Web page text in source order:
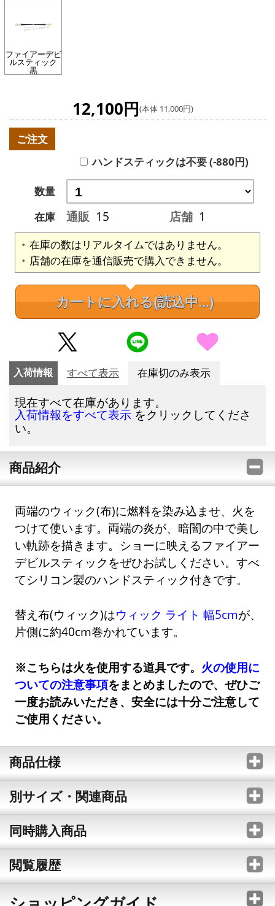
ファイアーデビ
ルスティック
黒
12,100円(本体 11,000円)
ご注文
ハンドスティックは不要 (-880円)
数量
在庫
通販 15 店舗 1
在庫の数はリアルタイムではありません。
店舗の在庫を通信販売で購入できません。
カートに入れる(読込中...)
入荷情報 すべて表示 在庫切のみ表示
現在すべて在庫があります。
入荷情報をすべて表示 をクリックしてくださ
い。
商品紹介
両端のウィック(布)に燃料を染み込ませ、火を
つけて使います。両端の炎が、暗闇の中で美し
い軌跡を描きます。ショーに映えるファイアー
デビルスティックをぜひお試しください。すべ
てシリコン製のハンドスティック付きです。
替え布(ウィック)はウィック ライト 幅5cmが、
片側に約40cm巻かれています。
※こちらは火を使用する道具です。 火の使用に
ついての注意事項をまとめましたので、ぜひご
一度お読みいただき、安全には十分ご注意して
ご使用ください。
商品仕様
別サイズ・関連商品
同時購入商品
閲覧履歴